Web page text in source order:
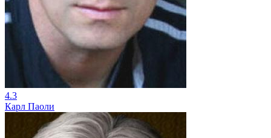
4.3
Карл Паоли